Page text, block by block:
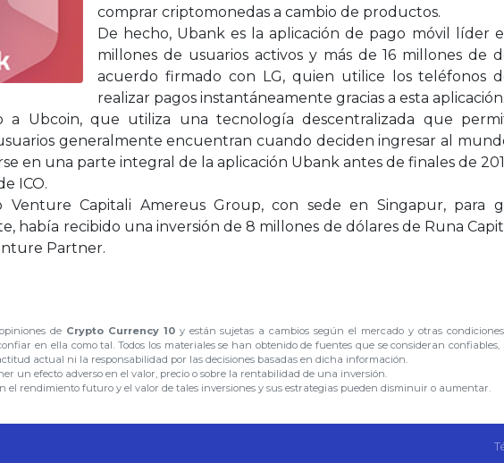
comprar criptomonedas a cambio de productos.
De hecho, Ubank es la aplicación de pago móvil líder
millones de usuarios activos y más de 16 millones de
acuerdo firmado con LG, quien utilice los teléfonos
realizar pagos instantáneamente gracias a esta aplicación.
a Ubcoin, que utiliza una tecnología descentralizada que
generalmente encuentran cuando deciden ingresar al
en una parte integral de la aplicación Ubank antes de finales de
ICO.
Capitali Amereus Group, con sede en Singapur, para
había recibido una inversión de 8 millones de dólares de Runa
Partner.
de Crypto Currency 10y están sujetas a cambios según el mercado y otras
en ella como tal. Todos los materiales se han obtenido de fuentes que se consideran
actual ni la responsabilidad por las decisiones basadas en dicha información.
un efecto adverso en el valor, precio o sobre la rentabilidad de una inversión.
el rendimiento futuro y el valor de tales inversiones y sus estrategias pueden disminuir o aumentar.